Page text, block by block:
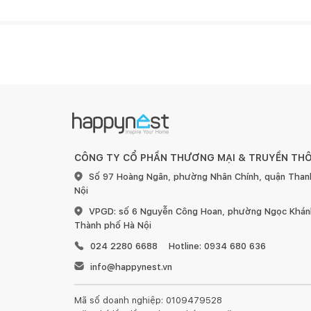
Thân sứ: CW855DV
Bộ bích nối sàn: T53P100VRJ1
Nút trang trí: THU044
Van dừng: AP004A
Hướng dẫn sử dụng và lắp đặt: 1 quyển
Bản vẽ kỹ thuật
CÔNG TY CỔ PHẦN THƯƠNG MẠI & TRUYỀN
Số 97 Hoàng Ngân, phường Nhân Chính, quận
Nội
VPGD: số 6 Nguyễn Công Hoan, phường Ngọc
Thành phố Hà Nội
024 2280 6688
Hotline: 0934 680 636
info@happynest.vn
Mã số doanh nghiệp: 0109479528